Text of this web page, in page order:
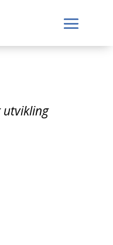
utvikling